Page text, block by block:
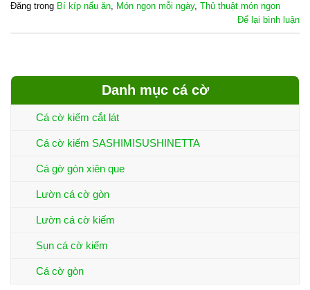
Đăng trong Bí kíp nấu ăn, Món ngon mỗi ngày, Thủ thuật món ngon
Để lại bình luận
Danh mục cá cờ
Cá cờ kiếm cắt lát
Cá cờ kiếm SASHIMISUSHINETTA
Cá gờ gòn xiên que
Lườn cá cờ gòn
Lườn cá cờ kiếm
Sụn cá cờ kiếm
Cá cờ gòn